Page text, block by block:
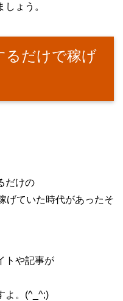
ょう。
るだけで稼げ
だけの
げていた時代があったそ
トや記事が
よ。(^_^;)